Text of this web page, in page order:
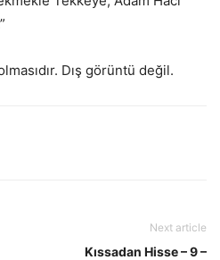
Dış görüntü değil.
Next article
Kıssadan Hisse – 9 –